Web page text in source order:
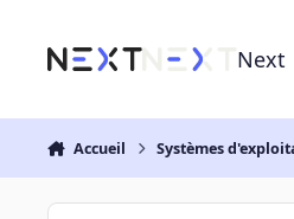
Next
Accueil Systèmes